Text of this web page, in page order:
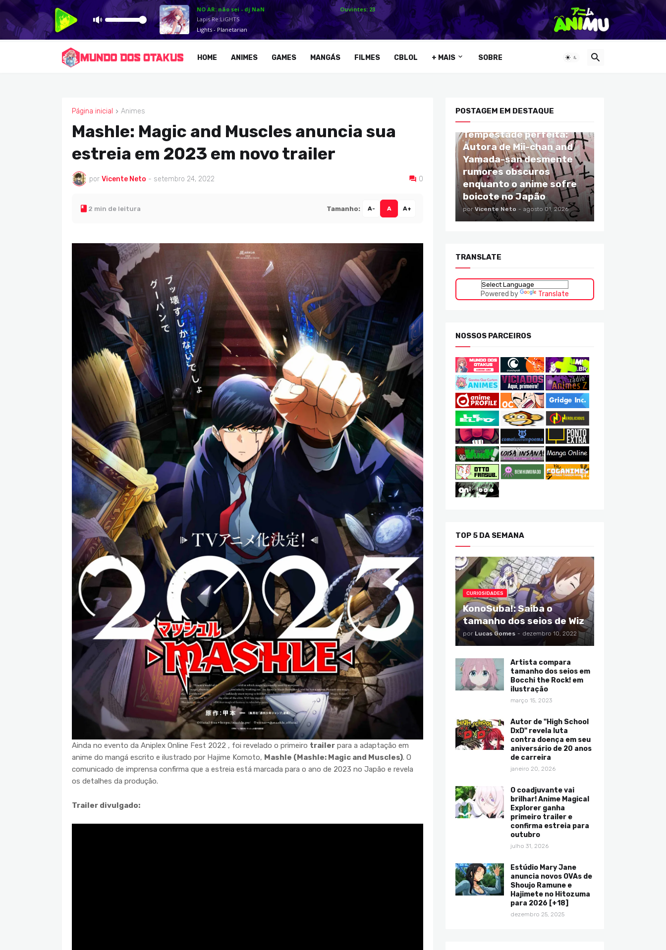
HOME ANIMES GAMES MANGÁS FILMES CBLOL + MAIS SOBRE
Página inicial Animes
ANIMES
Mashle: Magic and Muscles anuncia sua
estreia em 2023 em novo trailer
por Vicente Neto - setembro 24, 2022 0
2 min de leitura Tamanho: A- A A+
Ainda no evento da Aniplex Online Fest 2022 , foi revelado o primeiro trailer para a adaptação em
anime do mangá escrito e ilustrado por Hajime Komoto, Mashle (Mashle: Magic and Muscles). O
comunicado de imprensa confirma que a estreia está marcada para o ano de 2023 no Japão e revela
os detalhes da produção.
Trailer divulgado:
POSTAGEM EM DESTAQUE
Tempestade perfeita:
Autora de Mii-chan and
Yamada-san desmente
rumores obscuros
enquanto o anime sofre
boicote no Japão
por Vicente Neto - agosto 01, 2026
TRANSLATE
Powered by Translate
NOSSOS PARCEIROS
TOP 5 DA SEMANA
CURIOSIDADES
KonoSuba!: Saiba o
tamanho dos seios de Wiz
por Lucas Gomes - dezembro 10, 2022
Artista compara
tamanho dos seios em
Bocchi the Rock! em
ilustração
março 15, 2023
Autor de "High School
DxD" revela luta
contra doença em seu
aniversário de 20 anos
de carreira
janeiro 20, 2026
O coadjuvante vai
brilhar! Anime Magical
Explorer ganha
primeiro trailer e
confirma estreia para
outubro
julho 31, 2026
Estúdio Mary Jane
anuncia novos OVAs de
Shoujo Ramune e
Hajimete no Hitozuma
para 2026 [+18]
dezembro 25, 2025